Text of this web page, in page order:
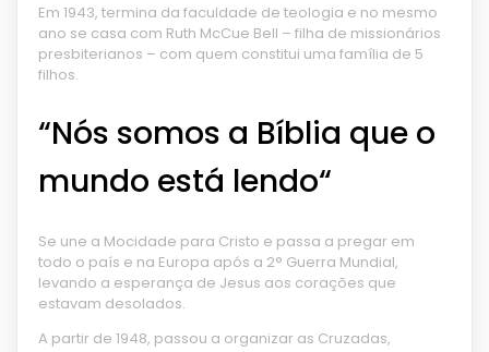
Em 1943, termina da faculdade de teologia e no mesmo
ano se casa com Ruth McCue Bell – filha de missionários
presbiterianos – com quem constitui uma família de 5
filhos.
“Nós somos a Bíblia que o
mundo está lendo“
Se une a Mocidade para Cristo e passa a pregar em
todo o país e na Europa após a 2° Guerra Mundial,
levando a esperança de Jesus aos corações que
estavam desolados.
A partir de 1948, passou a organizar as Cruzadas,